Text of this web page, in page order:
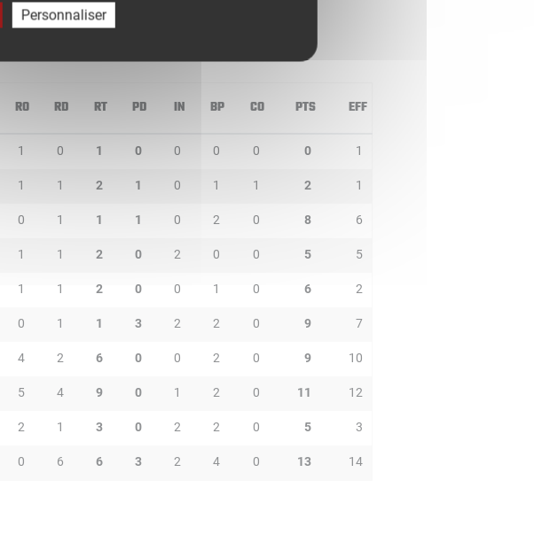
RO RD RT PD IN BP CO PTS EFF
1 0 1 0 0 0 0 0 1
1 1 2 1 0 1 1 2 1
0 1 1 1 0 2 0 8 6
1 1 2 0 2 0 0 5 5
1 1 2 0 0 1 0 6 2
0 1 1 3 2 2 0 9 7
4 2 6 0 0 2 0 9 10
5 4 9 0 1 2 0 11 12
2 1 3 0 2 2 0 5 3
0 6 6 3 2 4 0 13 14
Personnaliser